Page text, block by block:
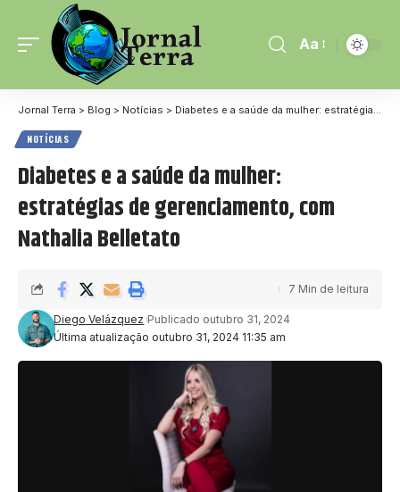
Aa
Jornal Terra > Blog > Notícias > Diabetes e a saúde da mulher: estratégias de gerenciamento, com Nathalia Belletato
NOTÍCIAS
Diabetes e a saúde da mulher:
estratégias de gerenciamento, com
Nathalia Belletato
Última atualização outubro 31, 2024 11:35 am
Diego Velázquez Publicado outubro 31, 2024
7 Min de leitura